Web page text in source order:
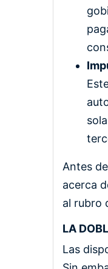
Antes
acerca
al rubro
LA
Las